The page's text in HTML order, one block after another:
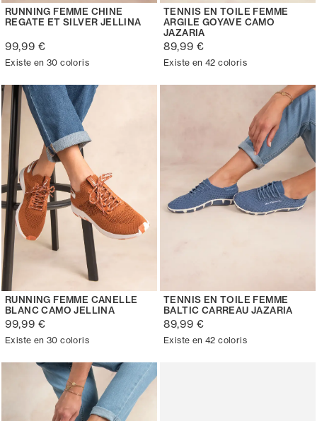
RUNNING FEMME CHINE
REGATE ET SILVER JELLINA
99,99 €
Existe en 30 coloris
TENNIS EN TOILE FEMME
ARGILE GOYAVE CAMO
JAZARIA
89,99 €
Existe en 42 coloris
RUNNING FEMME CANELLE
BLANC CAMO JELLINA
99,99 €
Existe en 30 coloris
TENNIS EN TOILE FEMME
BALTIC CARREAU JAZARIA
89,99 €
Existe en 42 coloris